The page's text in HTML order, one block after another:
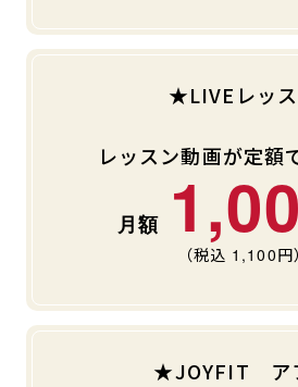
★LIVEレッ
レッスン動画が定額
（税込 1,100円
★JOYFIT ア